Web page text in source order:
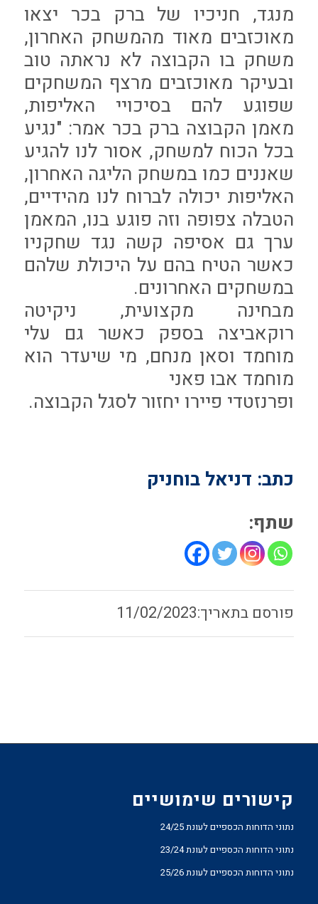
מנגד, חניכיו של ברק בכר יצאו
מאוכזבים מאוד מהמשחק האחרון,
משחק בו הקבוצה לא נראתה טוב
ובעיקר מאוכזבים מרצף המשחקים
שפוגע להם בסיכויי האליפות,
מאמן הקבוצה ברק בכר אמר: "נגיע
בכל הכוח למשחק, אסור לנו להגיע
שאננים כמו במשחק הליגה האחרון,
האליפות יכולה לברוח לנו מהידיים,
הטבלה צפופה וזה פוגע בנו, המאמן
ערך גם אסיפה קשה נגד שחקניו
כאשר הטיח בהם על היכולת שלהם
במשחקים האחרונים.
מבחינה מקצועית, ניקיטה
רוקאביצה בספק כאשר גם עלי
מוחמד וסאן מנחם, מי שיעדר הוא
מוחמד אבו פאני
ופרנזטדי פיירו יחזור לסגל הקבוצה.
כתב: דניאל בוחניק
שתף:
11/02/2023
קישורים שימושיים
נתוני הדוחות הכספיים לעונת 24/25
נתוני הדוחות הכספיים לעונת 23/24
נתוני הדוחות הכספיים לעונת 25/26